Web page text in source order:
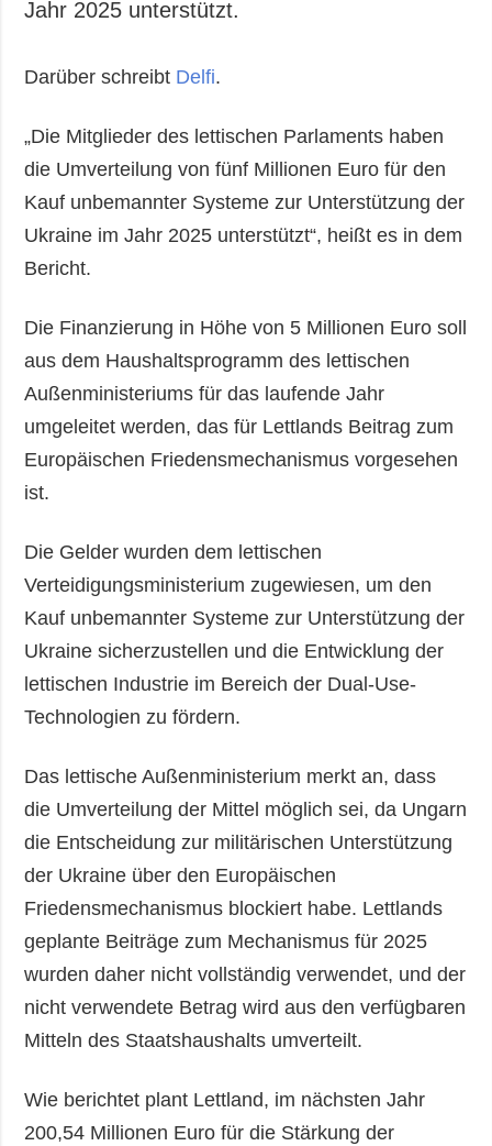
Jahr 2025 unterstützt.
Darüber schreibt Delfi.
„Die Mitglieder des lettischen Parlaments haben
die Umverteilung von fünf Millionen Euro für den
Kauf unbemannter Systeme zur Unterstützung der
Ukraine im Jahr 2025 unterstützt“, heißt es in dem
Bericht.
Die Finanzierung in Höhe von 5 Millionen Euro soll
aus dem Haushaltsprogramm des lettischen
Außenministeriums für das laufende Jahr
umgeleitet werden, das für Lettlands Beitrag zum
Europäischen Friedensmechanismus vorgesehen
ist.
Die Gelder wurden dem lettischen
Verteidigungsministerium zugewiesen, um den
Kauf unbemannter Systeme zur Unterstützung der
Ukraine sicherzustellen und die Entwicklung der
lettischen Industrie im Bereich der Dual-Use-
Technologien zu fördern.
Das lettische Außenministerium merkt an, dass
die Umverteilung der Mittel möglich sei, da Ungarn
die Entscheidung zur militärischen Unterstützung
der Ukraine über den Europäischen
Friedensmechanismus blockiert habe. Lettlands
geplante Beiträge zum Mechanismus für 2025
wurden daher nicht vollständig verwendet, und der
nicht verwendete Betrag wird aus den verfügbaren
Mitteln des Staatshaushalts umverteilt.
Wie berichtet plant Lettland, im nächsten Jahr
200,54 Millionen Euro für die Stärkung der